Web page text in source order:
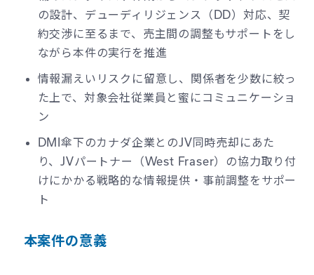
の設計、デューディリジェンス（DD）対応、契
約交渉に至るまで、売主間の調整もサポートをし
ながら本件の実行を推進
情報漏えいリスクに留意し、関係者を少数に絞っ
た上で、対象会社従業員と蜜にコミュニケーショ
ン
DMI傘下のカナダ企業とのJV同時売却にあた
り、JVパートナー（West Fraser）の協力取り付
けにかかる戦略的な情報提供・事前調整をサポー
ト
本案件の意義